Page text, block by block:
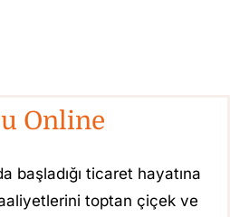
Online
başladığı ticaret hayatına
toptan çiçek ve